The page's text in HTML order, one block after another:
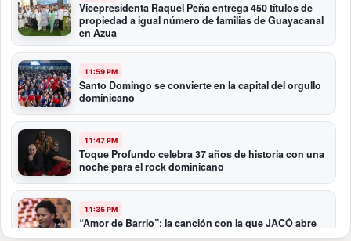
Vicepresidenta Raquel Peña entrega 450 títulos de
propiedad a igual número de familias de Guayacanal
en Azua
11:59 PM
Santo Domingo se convierte en la capital del orgullo
dominicano
11:47 PM
Toque Profundo celebra 37 años de historia con una
noche para el rock dominicano
11:35 PM
“Amor de Barrio”: la canción con la que JACÓ abre
un nuevo capítulo en la bachata